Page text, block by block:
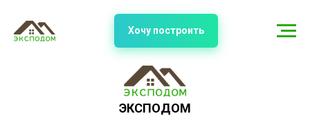
ЭКСПОДОМ
Хочу построить